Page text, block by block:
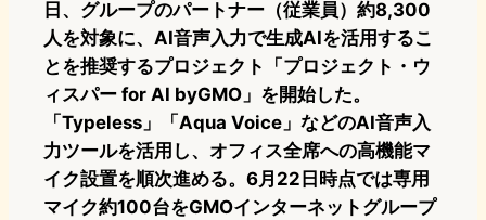
日、グループのパートナー（従業員）約8,300
人を対象に、AI音声入力で生成AIを活用するこ
とを推奨するプロジェクト「プロジェクト・ウ
ィスパー for AI byGMO」を開始した。
「Typeless」「Aqua Voice」などのAI音声入
力ツールを活用し、オフィス全席への高機能マ
イク設置を順次進める。6月22日時点では専用
マイク約100台をGMOインターネットグループ